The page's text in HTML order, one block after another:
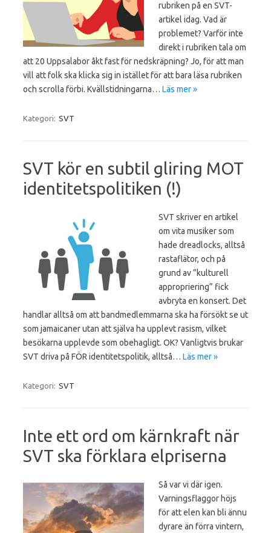
rubriken på en SVT-
artikel idag. Vad är
problemet? Varför inte
direkt i rubriken tala om
att 20 Uppsalabor åkt fast för nedskräpning? Jo, för att man
vill att folk ska klicka sig in istället för att bara läsa rubriken
och scrolla förbi. Kvällstidningarna… Läs mer »
Kategori: SVT
SVT kör en subtil gliring MOT
identitetspolitiken (!)
SVT skriver en artikel
om vita musiker som
hade dreadlocks, alltså
rastaflätor, och på
grund av ”kulturell
appropriering” fick
avbryta en konsert. Det
handlar alltså om att bandmedlemmarna ska ha försökt se ut
som jamaicaner utan att själva ha upplevt rasism, vilket
besökarna upplevde som obehagligt. OK? Vanligtvis brukar
SVT driva på FÖR identitetspolitik, alltså… Läs mer »
Kategori: SVT
Inte ett ord om kärnkraft när
SVT ska förklara elpriserna
Så var vi där igen.
Varningsflaggor höjs
för att elen kan bli ännu
dyrare än förra vintern,